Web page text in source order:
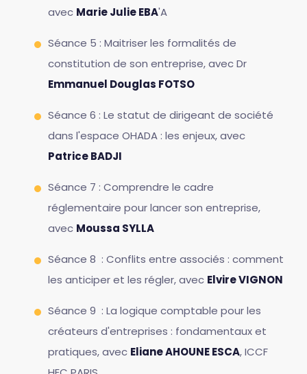
avec Marie Julie EBA'A
Séance 5 : Maitriser les formalités de
constitution de son entreprise, avec Dr
Emmanuel Douglas FOTSO
Séance 6 : Le statut de dirigeant de société
dans l'espace OHADA : les enjeux, avec
Patrice BADJI
Séance 7 : Comprendre le cadre
réglementaire pour lancer son entreprise,
avec Moussa SYLLA
Séance 8 : Conflits entre associés : comment
les anticiper et les régler, avec Elvire VIGNON
Séance 9 : La logique comptable pour les
créateurs d'entreprises : fondamentaux et
pratiques, avec Eliane AHOUNE ESCA, ICCF